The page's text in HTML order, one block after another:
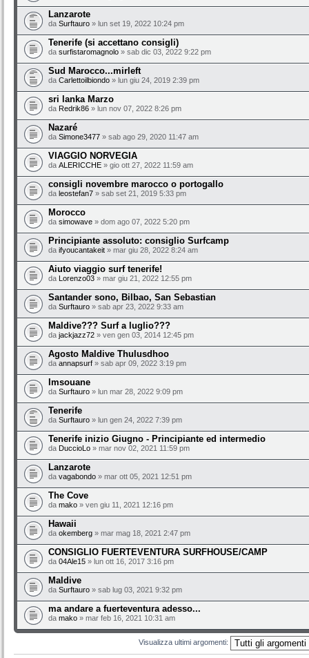
Lanzarote
da Surftauro » lun set 19, 2022 10:24 pm
Tenerife (si accettano consigli)
da surfistaromagnolo » sab dic 03, 2022 9:22 pm
Sud Marocco...mirleft
da Carlettoilbiondo » lun giu 24, 2019 2:39 pm
sri lanka Marzo
da Redrik86 » lun nov 07, 2022 8:26 pm
Nazaré
da Simone3477 » sab ago 29, 2020 11:47 am
VIAGGIO NORVEGIA
da ALERICCHE » gio ott 27, 2022 11:59 am
consigli novembre marocco o portogallo
da leostefan7 » sab set 21, 2019 5:33 pm
Morocco
da simowave » dom ago 07, 2022 5:20 pm
Principiante assoluto: consiglio Surfcamp
da ifyoucantakeit » mar giu 28, 2022 8:24 am
Aiuto viaggio surf tenerife!
da Lorenzo03 » mar giu 21, 2022 12:55 pm
Santander sono, Bilbao, San Sebastian
da Surftauro » sab apr 23, 2022 9:33 am
Maldive??? Surf a luglio???
da jackjazz72 » ven gen 03, 2014 12:45 pm
Agosto Maldive Thulusdhoo
da annapsurf » sab apr 09, 2022 3:19 pm
Imsouane
da Surftauro » lun mar 28, 2022 9:09 pm
Tenerife
da Surftauro » lun gen 24, 2022 7:39 pm
Tenerife inizio Giugno - Principiante ed intermedio
da DuccioLo » mar nov 02, 2021 11:59 pm
Lanzarote
da vagabondo » mar ott 05, 2021 12:51 pm
The Cove
da mako » ven giu 11, 2021 12:16 pm
Hawaii
da okemberg » mar mag 18, 2021 2:47 pm
CONSIGLIO FUERTEVENTURA SURFHOUSE/CAMP
da 04Ale15 » lun ott 16, 2017 3:16 pm
Maldive
da Surftauro » sab lug 03, 2021 9:32 pm
ma andare a fuerteventura adesso...
da mako » mar feb 16, 2021 10:31 am
Visualizza ultimi argomenti: